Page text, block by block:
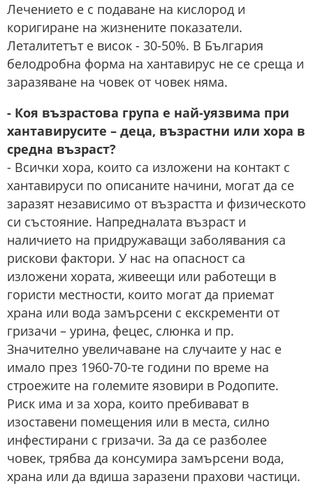
Лечението е с подаване на кислород и
коригиране на жизнените показатели.
Леталитетът е висок - 30-50%. В България
белодробна форма на хантавирус не се среща и
заразяване на човек от човек няма.
- Коя възрастова група е най-уязвима при
хантавирусите – деца, възрастни или хора в
средна възраст?
- Всички хора, които са изложени на контакт с
хантавируси по описаните начини, могат да се
заразят независимо от възрастта и физическото
си състояние. Напредналата възраст и
наличието на придружаващи заболявания са
рискови фактори. У нас на опасност са
изложени хората, живеещи или работещи в
гористи местности, които могат да приемат
храна или вода замърсени с екскременти от
гризачи – урина, фецес, слюнка и пр.
Значително увеличаване на случаите у нас е
имало през 1960-70-те години по време на
строежите на големите язовири в Родопите.
Риск има и за хора, които пребивават в
изоставени помещения или в места, силно
инфестирани с гризачи. За да се разболее
човек, трябва да консумира замърсени вода,
храна или да вдиша заразени прахови частици.